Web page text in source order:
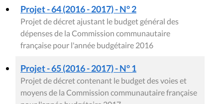
Projet - 64 (2016 - 2017) - N° 2
Projet de décret ajustant le budget général des
dépenses de la Commission communautaire
française pour l'année budgétaire 2016
Projet - 65 (2016 - 2017) - N° 1
Projet de décret contenant le budget des voies et
moyens de la Commission communautaire française